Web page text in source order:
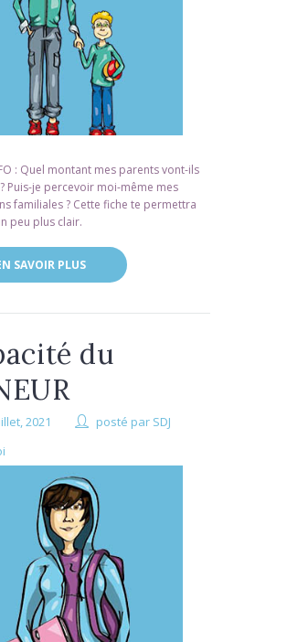
: Quel montant mes parents vont-ils
Puis-je percevoir moi-même mes
familiales ? Cette fiche te permettra
peu plus clair.
SAVOIR PLUS
du
2021 posté par SDJ